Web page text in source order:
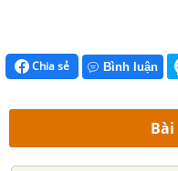
Chia sẻ Bình luận